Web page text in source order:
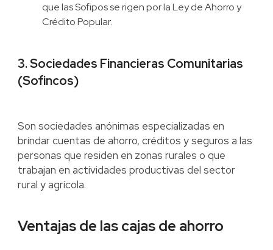
que las Sofipos se rigen por la Ley de Ahorro y
Crédito Popular.
3. Sociedades Financieras Comunitarias
(Sofincos)
Son sociedades anónimas especializadas en
brindar cuentas de ahorro, créditos y seguros a las
personas que residen en zonas rurales o que
trabajan en actividades productivas del sector
rural y agrícola.
Ventajas de las cajas de ahorro